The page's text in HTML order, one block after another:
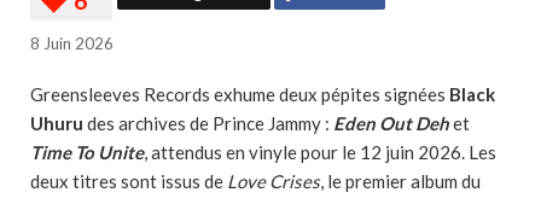
8 Juin 2026
Greensleeves Records exhume deux pépites signées Black
Uhuru des archives de Prince Jammy : Eden Out Dehet
Time To Unite, attendus en vinyle pour le 12 juin 2026. Les
deux titres sont issus de Love Crises, le premier album du